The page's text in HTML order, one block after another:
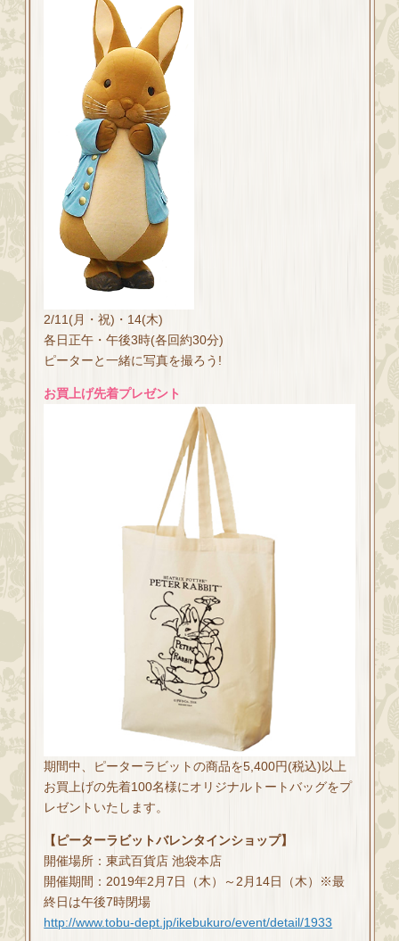
2/11(月・祝)・14(木)
各日正午・午後3時(各回約30分)
ピーターと一緒に写真を撮ろう!
お買上げ先着プレゼント
期間中、ピーターラビットの商品を5,400円(税込)以上
お買上げの先着100名様にオリジナルトートバッグをプ
レゼントいたします。
【ピーターラビットバレンタインショップ】
開催場所：東武百貨店 池袋本店
開催期間：2019年2月7日（木）～2月14日（木）※最
終日は午後7時閉場
http://www.tobu-dept.jp/ikebukuro/event/detail/1933